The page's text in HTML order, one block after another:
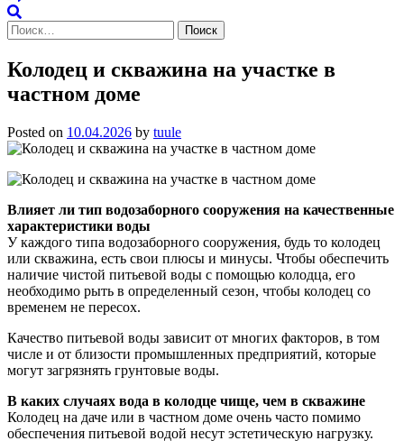
Найти:
Колодец и скважина на участке в
частном доме
Posted on 10.04.2026 by tuule
Влияет ли тип водозаборного сооружения на качественные
характеристики воды
У каждого типа водозаборного сооружения, будь то колодец
или скважина, есть свои плюсы и минусы. Чтобы обеспечить
наличие чистой питьевой воды с помощью колодца, его
необходимо рыть в определенный сезон, чтобы колодец со
временем не пересох.
Качество питьевой воды зависит от многих факторов, в том
числе и от близости промышленных предприятий, которые
могут загрязнять грунтовые воды.
В каких случаях вода в колодце чище, чем в скважине
Колодец на даче или в частном доме очень часто помимо
обеспечения питьевой водой несут эстетическую нагрузку.